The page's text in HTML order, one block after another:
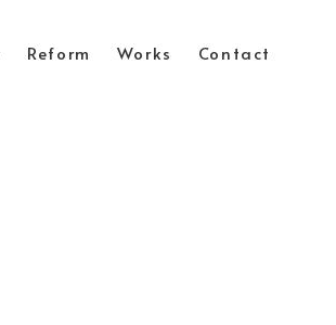
Reform Works Contact